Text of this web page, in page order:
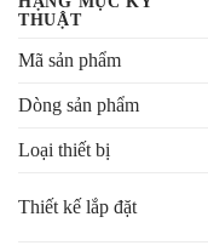
THUẬT
Mã sản phẩm
Dòng sản phẩm
Loại thiết bị
Thiết kế lắp đặt